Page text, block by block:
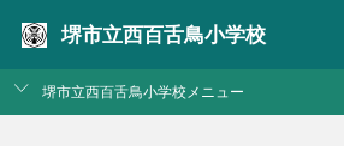
堺市立西百舌鳥小学校
堺市立西百舌鳥小学校メニュー